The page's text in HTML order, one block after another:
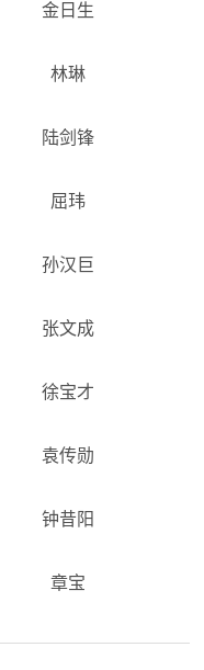
金日生
林琳
陆剑锋
屈玮
孙汉巨
张文成
徐宝才
袁传勋
钟昔阳
章宝